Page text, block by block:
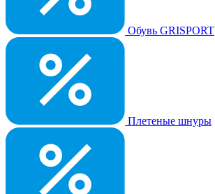
Обувь GRISPORT
Плетеные шнуры